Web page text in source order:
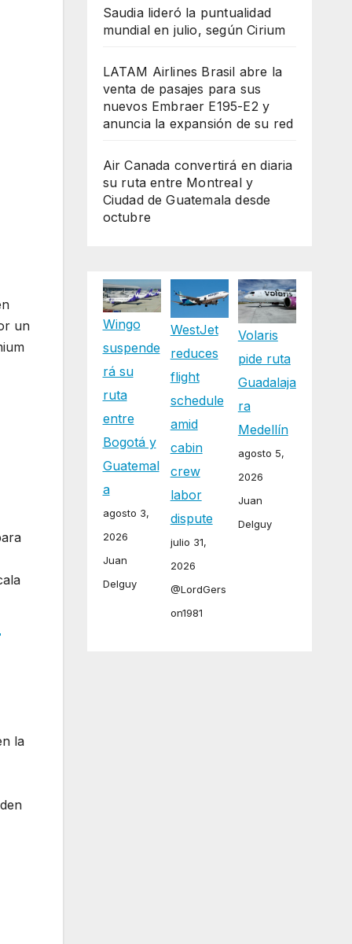
un
la
Saudia lideró la puntualidad
mundial en julio, según Cirium
LATAM Airlines Brasil abre la
venta de pasajes para sus
nuevos Embraer E195-E2 y
anuncia la expansión de su red
Air Canada convertirá en diaria
su ruta entre Montreal y
Ciudad de Guatemala desde
octubre
Wingo
suspende
rá su
ruta
entre
Bogotá y
Guatemal
a
agosto 3,
2026
Juan
Delguy
WestJet
reduces
flight
schedule
amid
cabin
crew
labor
dispute
julio 31,
2026
@LordGers
on1981
Volaris
pide ruta
Guadalaja
ra
Medellín
agosto 5,
2026
Juan
Delguy